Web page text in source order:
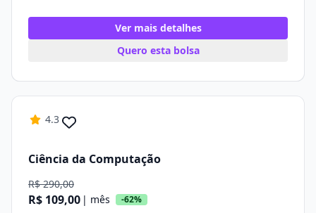
Ver mais detalhes
Quero esta bolsa
4.3
Ciência da Computação
R$ 290,00
R$ 109,00 | mês -62%